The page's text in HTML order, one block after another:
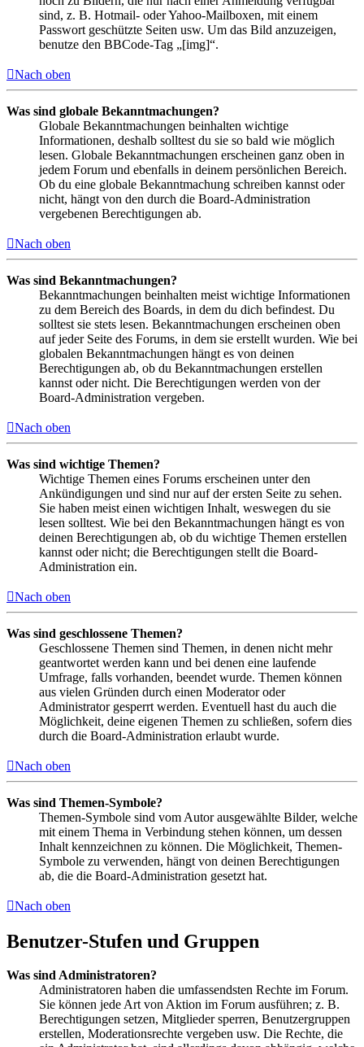
sind, z. B. Hotmail- oder Yahoo-Mailboxen, mit einem
Passwort geschützte Seiten usw. Um das Bild anzuzeigen,
benutze den BBCode-Tag „[img]“.
Nach oben
Was sind globale Bekanntmachungen?
Globale Bekanntmachungen beinhalten wichtige
Informationen, deshalb solltest du sie so bald wie möglich
lesen. Globale Bekanntmachungen erscheinen ganz oben in
jedem Forum und ebenfalls in deinem persönlichen Bereich.
Ob du eine globale Bekanntmachung schreiben kannst oder
nicht, hängt von den durch die Board-Administration
vergebenen Berechtigungen ab.
Nach oben
Was sind Bekanntmachungen?
Bekanntmachungen beinhalten meist wichtige Informationen
zu dem Bereich des Boards, in dem du dich befindest. Du
solltest sie stets lesen. Bekanntmachungen erscheinen oben
auf jeder Seite des Forums, in dem sie erstellt wurden. Wie bei
globalen Bekanntmachungen hängt es von deinen
Berechtigungen ab, ob du Bekanntmachungen erstellen
kannst oder nicht. Die Berechtigungen werden von der
Board-Administration vergeben.
Nach oben
Was sind wichtige Themen?
Wichtige Themen eines Forums erscheinen unter den
Ankündigungen und sind nur auf der ersten Seite zu sehen.
Sie haben meist einen wichtigen Inhalt, weswegen du sie
lesen solltest. Wie bei den Bekanntmachungen hängt es von
deinen Berechtigungen ab, ob du wichtige Themen erstellen
kannst oder nicht; die Berechtigungen stellt die Board-
Administration ein.
Nach oben
Was sind geschlossene Themen?
Geschlossene Themen sind Themen, in denen nicht mehr
geantwortet werden kann und bei denen eine laufende
Umfrage, falls vorhanden, beendet wurde. Themen können
aus vielen Gründen durch einen Moderator oder
Administrator gesperrt werden. Eventuell hast du auch die
Möglichkeit, deine eigenen Themen zu schließen, sofern dies
durch die Board-Administration erlaubt wurde.
Nach oben
Was sind Themen-Symbole?
Themen-Symbole sind vom Autor ausgewählte Bilder, welche
mit einem Thema in Verbindung stehen können, um dessen
Inhalt kennzeichnen zu können. Die Möglichkeit, Themen-
Symbole zu verwenden, hängt von deinen Berechtigungen
ab, die die Board-Administration gesetzt hat.
Nach oben
Benutzer-Stufen und Gruppen
Was sind Administratoren?
Administratoren haben die umfassendsten Rechte im Forum.
Sie können jede Art von Aktion im Forum ausführen; z. B.
Berechtigungen setzen, Mitglieder sperren, Benutzergruppen
erstellen, Moderationsrechte vergeben usw. Die Rechte, die